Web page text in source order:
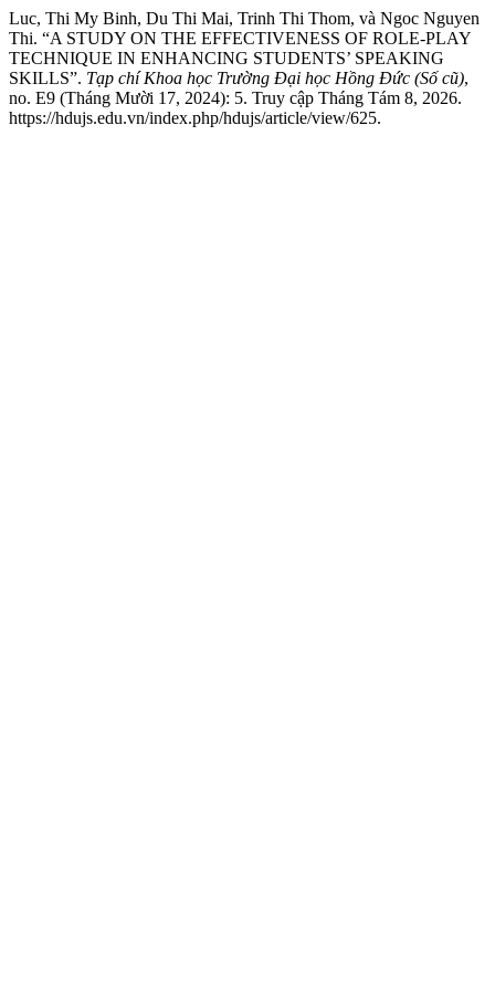
Luc, Thi My Binh, Du Thi Mai, Trinh Thi Thom, và Ngoc Nguyen
Thi. “A STUDY ON THE EFFECTIVENESS OF ROLE-PLAY
TECHNIQUE IN ENHANCING STUDENTS’ SPEAKING
SKILLS”. Tạp chí Khoa học Trường Đại học Hồng Đức (Số cũ),
no. E9 (Tháng Mười 17, 2024): 5. Truy cập Tháng Tám 8, 2026.
https://hdujs.edu.vn/index.php/hdujs/article/view/625.